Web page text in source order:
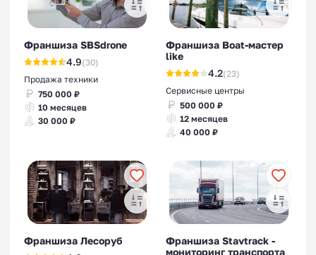
Франшиза SBSdrone
4.9(30)
Продажа техники
750 000 ₽
10 месяцев
30 000 ₽
Франшиза Boat-мастер
like
4.2(23)
Сервисные центры
500 000 ₽
12 месяцев
40 000 ₽
Франшиза Лесоруб
Франшиза Stavtrack -
мониторинг транспорта